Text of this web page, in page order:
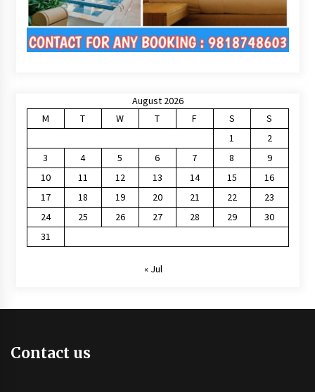
August 2026
M
T W T F S
S
1
2
3
4 5 6 7 8
9
10
11 12 13 14 15
16
17
18 19 20 21 22
23
24
25 26 27 28 29
30
31
« Jul
Contact us